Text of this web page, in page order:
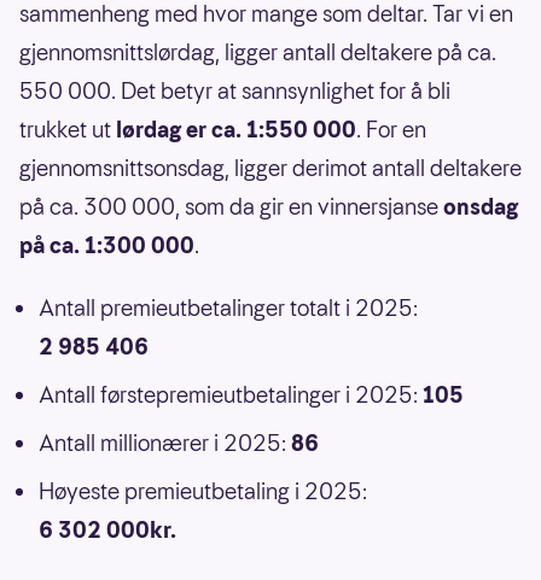
sammenheng med hvor mange som deltar. Tar vi en
gjennomsnittslørdag, ligger antall deltakere på ca.
550 000. Det betyr at sannsynlighet for å bli
trukket ut lørdag er ca. 1:550 000. For en
gjennomsnittsonsdag, ligger derimot antall deltakere
på ca. 300 000, som da gir en vinnersjanseonsdag
på ca. 1:300 000.
Antall premieutbetalinger totalt i 2025:
2 985 406
Antall førstepremieutbetalinger i 2025: 105
Antall millionærer i 2025: 86
Høyeste premieutbetaling i 2025:
6 302 000kr.